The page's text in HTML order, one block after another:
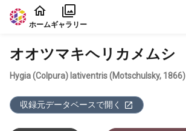
本文に飛ぶ
ホームギャラリー
オオツマキヘリカメムシ
Hygia (Colpura) lativentris (Motschulsky, 1866)
収録元データベースで開く